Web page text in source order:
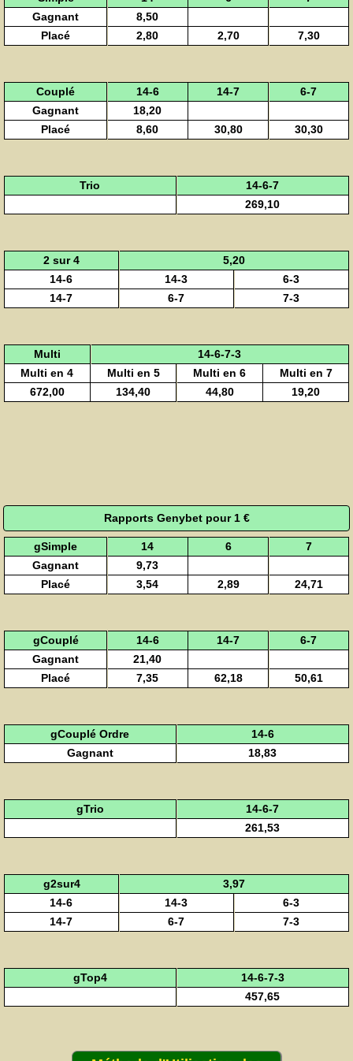
Gagnant
8,50
Placé
2,80 2,70 7,30
Couplé 14-6 14-7
6-7
Gagnant
18,20
Placé
8,60 30,80 30,30
Trio
14-6-7
269,10
2 sur 4
5,20
14-6
14-3
6-3
14-7
6-7 7-3
Multi
14-6-7-3
Multi en 4
Multi en 5 Multi en 6
Multi en 7
672,00
134,40 44,80 19,20
Rapports Genybet pour 1 €
gSimple 14 6
7
Gagnant
9,73
Placé
3,54 2,89 24,71
gCouplé 14-6 14-7
6-7
Gagnant
21,40
Placé
7,35 62,18 50,61
gCouplé Ordre
14-6
Gagnant
18,83
gTrio
14-6-7
261,53
g2sur4
3,97
14-6
14-3
6-3
14-7
6-7 7-3
gTop4
14-6-7-3
457,65